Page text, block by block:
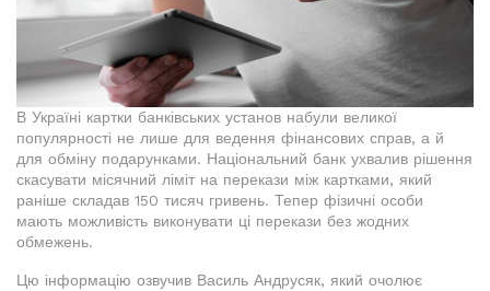
В Україні картки банківських установ набули великої
популярності не лише для ведення фінансових справ, а й
для обміну подарунками. Національний банк ухвалив рішення
скасувати місячний ліміт на перекази між картками, який
раніше складав 150 тисяч гривень. Тепер фізичні особи
мають можливість виконувати ці перекази без жодних
обмежень.
Цю інформацію озвучив Василь Андрусяк, який очолює